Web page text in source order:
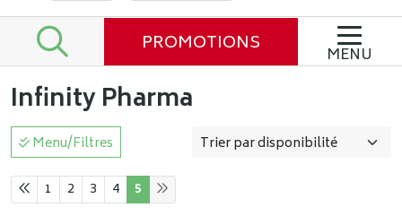
PROMOTIONS MENU
Infinity Pharma
Menu/Filtres
1 2 3 4 5